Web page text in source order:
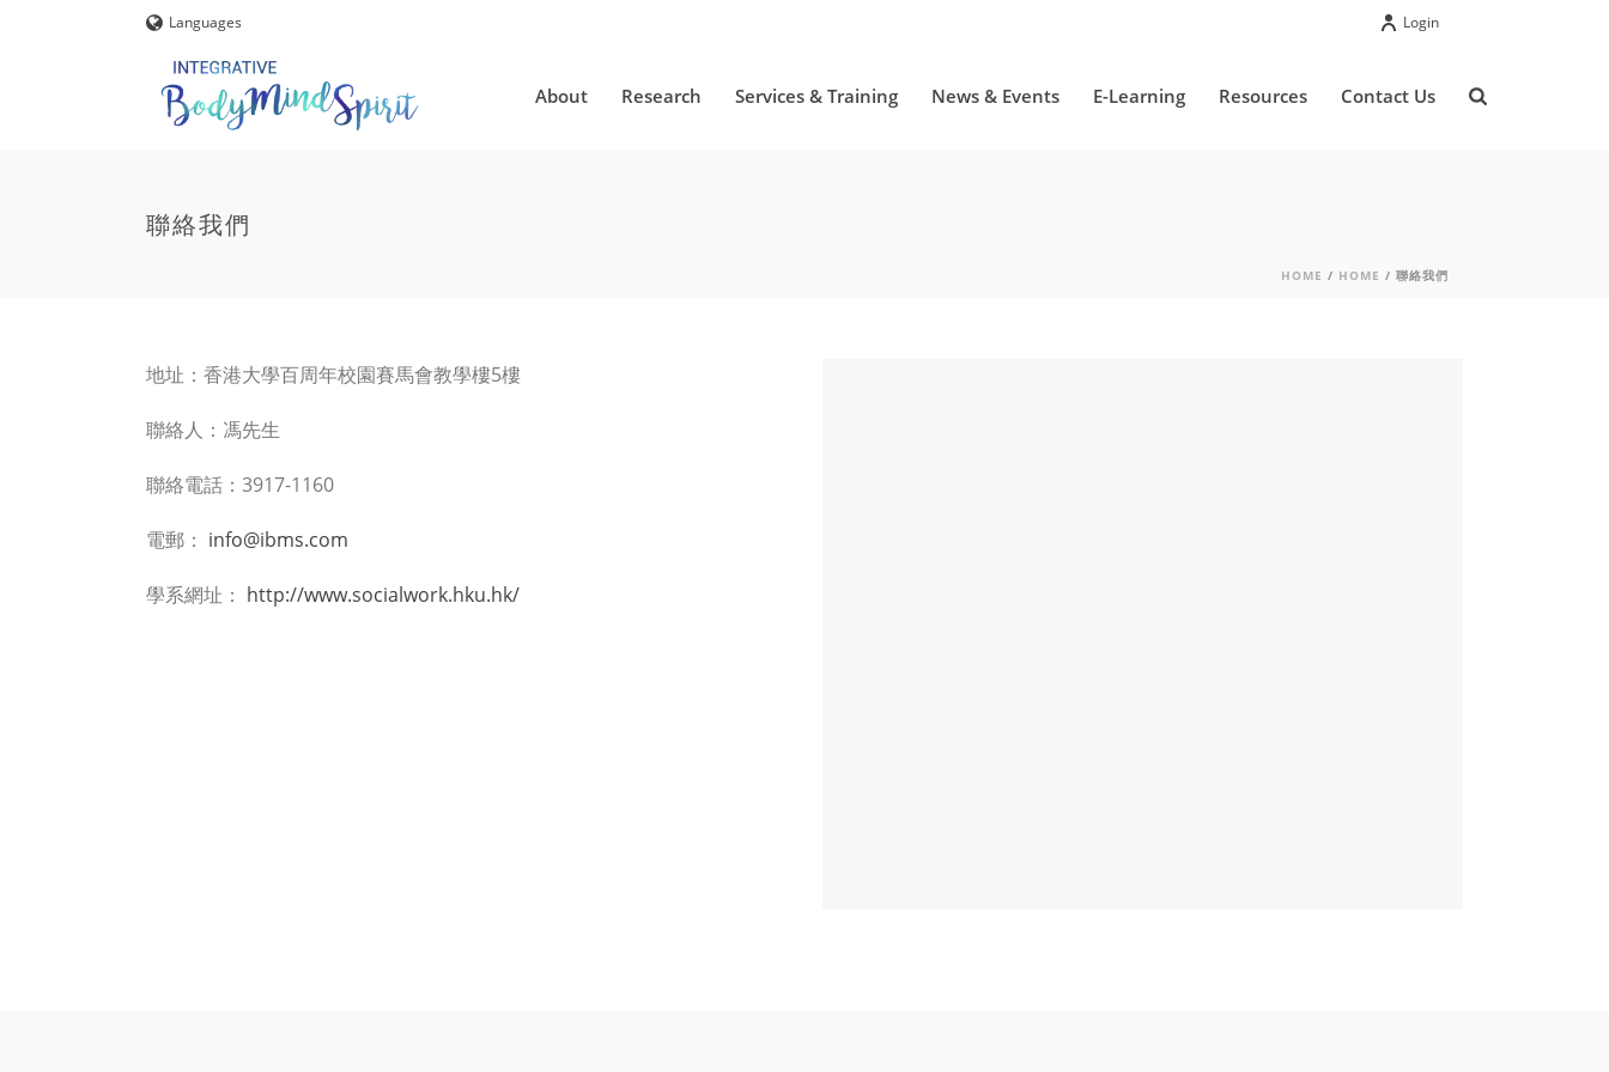
Languages Login
About Research Services & Training News & Events E-Learning Resources Contact Us
聯絡我們
HOME / HOME / 聯絡我們
地址：香港大學百周年校園賽馬會教學樓5樓
聯絡人：馮先生
聯絡電話：3917-1160
電郵： info@ibms.com
學系網址： http://www.socialwork.hku.hk/